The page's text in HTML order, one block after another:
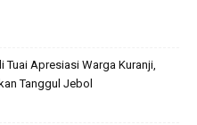
Apresiasi Warga Kuranji,
Tanggul Jebol